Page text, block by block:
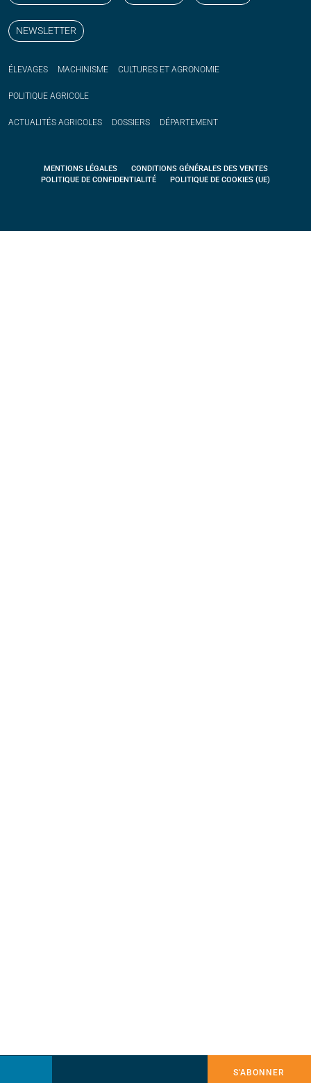
NEWSLETTER
ÉLEVAGES MACHINISME CULTURES ET AGRONOMIE
POLITIQUE AGRICOLE
ACTUALITÉS AGRICOLES DOSSIERS DÉPARTEMENT
MENTIONS LÉGALES
CONDITIONS GÉNÉRALES DES VENTES
POLITIQUE DE CONFIDENTIALITÉ
POLITIQUE DE COOKIES (UE)
S'ABONNER